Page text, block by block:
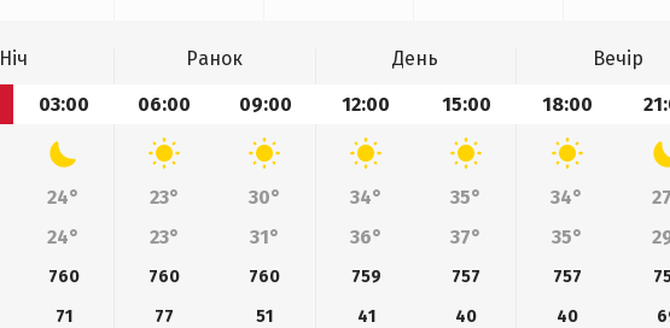
Ніч Ранок День
Вечір
03:00 06:00 09:00 12:00 15:00 18:00
24° 23° 30° 34° 35° 34°
24° 23° 31° 36° 37° 35°
760 760 760 759 757 757
71 77 51 41 40 40